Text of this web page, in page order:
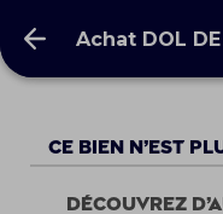
Achat DOL DE
Achat DOL DE
Ce bien n’est